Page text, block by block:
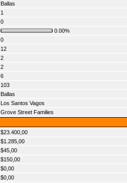
Ballas
1
0
0.00%
0
12
2
2
6
103
Ballas
Los Santos Vagos
Grove Street Families
$23.400,00
$1.285,00
$45,00
$150,00
$0,00
$0,00